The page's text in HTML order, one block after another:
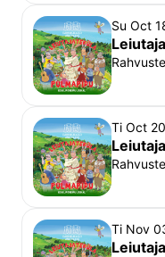
Su Oct
Ti Oct
Ti Nov